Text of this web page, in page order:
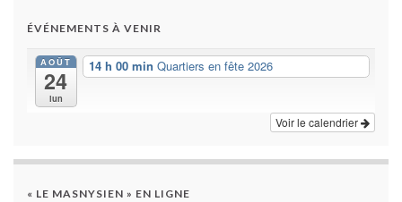
ÉVÉNEMENTS À VENIR
AOÛT
24
lun
14 h 00 min Quartiers en fête 2026
Voir le calendrier
« LE MASNYSIEN » EN LIGNE